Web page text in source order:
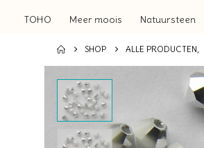
TOHO Meer moois Natuursteen
SHOP ALLE PRODUCTEN,